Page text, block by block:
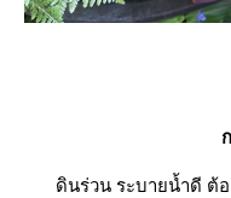
ดินร่วน ระบายน้ำดี ต้อ